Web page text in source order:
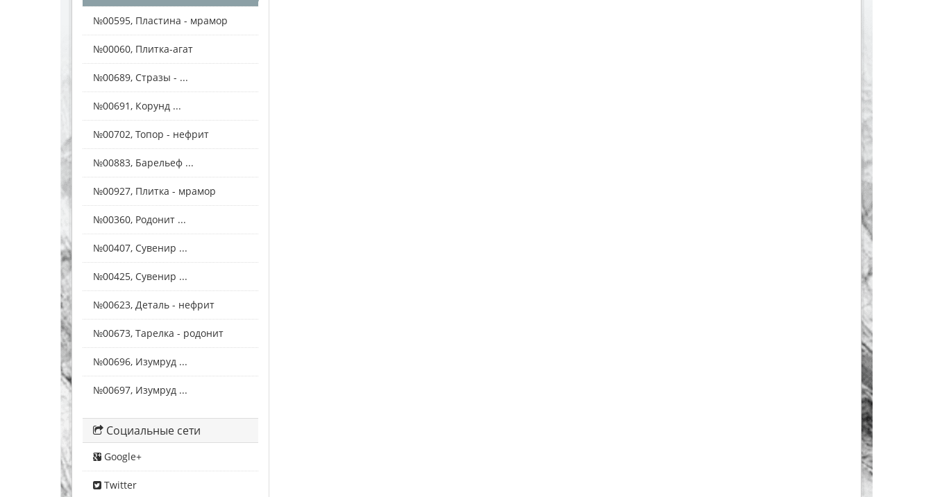
№00595, Пластина - мрамор
№00060, Плитка-агат
№00689, Стразы - ...
№00691, Корунд ...
№00702, Топор - нефрит
№00883, Барельеф ...
№00927, Плитка - мрамор
№00360, Родонит ...
№00407, Сувенир ...
№00425, Сувенир ...
№00623, Деталь - нефрит
№00673, Тарелка - родонит
№00696, Изумруд ...
№00697, Изумруд ...
Социальные сети
Google+
Twitter